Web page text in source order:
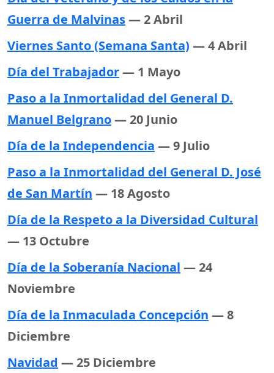
Guerra de Malvinas— 2 Abril
Viernes Santo (Semana Santa) — 4 Abril
Día del Trabajador— 1 Mayo
Paso a la Inmortalidad del General D.
Manuel Belgrano— 20 Junio
Día de la Independencia — 9 Julio
Paso a la Inmortalidad del General D. José
de San Martín — 18 Agosto
Día de la Respeto a la Diversidad Cultural
— 13 Octubre
Día de la Soberanía Nacional — 24
Noviembre
Día de la Inmaculada Concepción — 8
Diciembre
Navidad — 25 Diciembre